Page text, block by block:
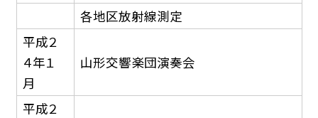
各地区放射線測定
平成２
４年１
月
山形交響楽団演奏会
平成２